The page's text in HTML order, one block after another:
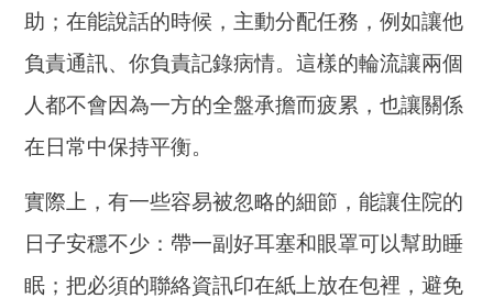
助；在能說話的時候，主動分配任務，例如讓他
負責通訊、你負責記錄病情。這樣的輪流讓兩個
人都不會因為一方的全盤承擔而疲累，也讓關係
在日常中保持平衡。
實際上，有一些容易被忽略的細節，能讓住院的
日子安穩不少：帶一副好耳塞和眼罩可以幫助睡
眠；把必須的聯絡資訊印在紙上放在包裡，避免